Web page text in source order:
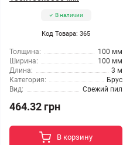
В наличии
Код Товара: 365
Толщина:
100 мм
Ширина:
100 мм
Длина:
3 м
Категория:
Брус
Вид:
Свежий пил
464.32 грн
В корзину